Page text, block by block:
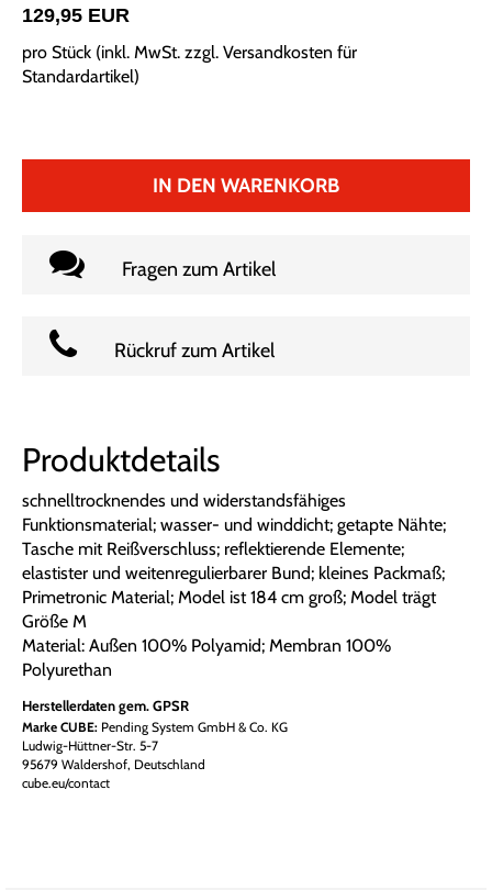
129,95 EUR
pro Stück (inkl. MwSt. zzgl. Versandkosten für
Standardartikel)
IN DEN WARENKORB
Fragen zum Artikel
Rückruf zum Artikel
Produktdetails
schnelltrocknendes und widerstandsfähiges
Funktionsmaterial; wasser- und winddicht; getapte Nähte;
Tasche mit Reißverschluss; reflektierende Elemente;
elastister und weitenregulierbarer Bund; kleines Packmaß;
Primetronic Material; Model ist 184 cm groß; Model trägt
Größe M
Material: Außen 100% Polyamid; Membran 100%
Polyurethan
Herstellerdaten gem. GPSR
Marke CUBE: Pending System GmbH & Co. KG
Ludwig-Hüttner-Str. 5-7
95679 Waldershof, Deutschland
cube.eu/contact